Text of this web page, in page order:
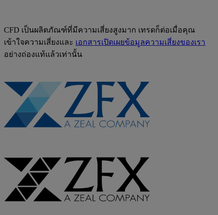
CFD เป็นผลิตภัณฑ์ที่มีความเสี่ยงสูงมาก เทรดก็ต่อเมื่อคุณ
เข้าใจความเสี่ยงและ เอกสารเปิดเผยข้อมูลความเสี่ยงของเรา
อย่างถ่องแท้แล้วเท่านั้น